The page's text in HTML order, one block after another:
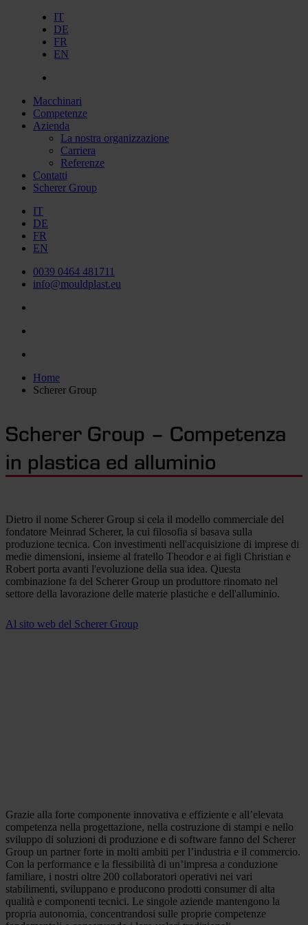
IT
DE
FR
EN
Macchinari
Competenze
Azienda
La nostra organizzazione
Carriera
Referenze
Contatti
Scherer Group
IT
DE
FR
EN
0039 0464 481711
info@mouldplast.eu
Home
Scherer Group
Scherer Group – Competenza
in plastica ed alluminio
Dietro il nome Scherer Group si cela il modello commerciale del
fondatore Meinrad Scherer, la cui filosofia si basava sulla
produzione tecnica. Con investimenti nell'acquisizione di imprese di
medie dimensioni, insieme al fratello Theodor e ai figli Christian e
Robert porta avanti l'evoluzione della sua idea. Questa
combinazione fa del Scherer Group un produttore rinomato nel
settore della lavorazione delle materie plastiche e dell'alluminio.
Al sito web del Scherer Group
Grazie alla forte componente innovativa e effiziente e all’elevata
competenza nella progettazione, nella costruzione di stampi e nello
sviluppo di soluzioni di produzione e di software fanno del Scherer
Group un partner forte in molti ambiti per l’industria e il commercio.
Con la performance e la flessibilità di un’impresa a conduzione
familiare, i nostri oltre 200 collaboratori operativi nei vari
stabilimenti, sviluppano e producono prodotti consumer di alta
qualità e componenti tecnici. Le singole aziende mantengono la
propria autonomia, concentrandosi sulle proprie competenze